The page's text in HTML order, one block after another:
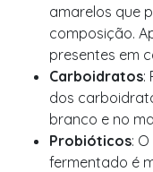
amarelos que
composição.
presentes em
Carboidratos:
dos
branco e no
Probióticos:
fermentado é